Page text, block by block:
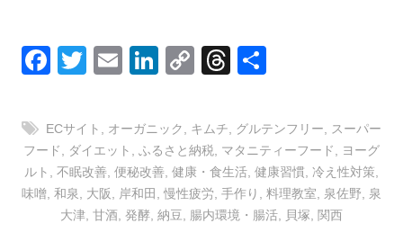
F
c
e
b
o
T
tt
er
E
ail
Li
e
dI
n
C
p
y
Li
n
T
e
a
d
s
ECサイト オーガニック キムチ グルテンフリー
スーパー
フード
ダイエット ふるさと納税 マタニティーフード
ヨーグ
ルト
不眠改善 便秘改善 健康・食生活 健康習慣 冷え性対策
味噌 和泉 大阪 岸和田 慢性疲労 手作り 料理教室 泉佐野
泉
大津 甘酒 発酵 納豆 腸内環境・腸活 貝塚 関西